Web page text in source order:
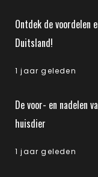
Ontdek de voordelen
Duitsland!
1 jaar geleden
De voor- en nadelen
huisdier
1 jaar geleden